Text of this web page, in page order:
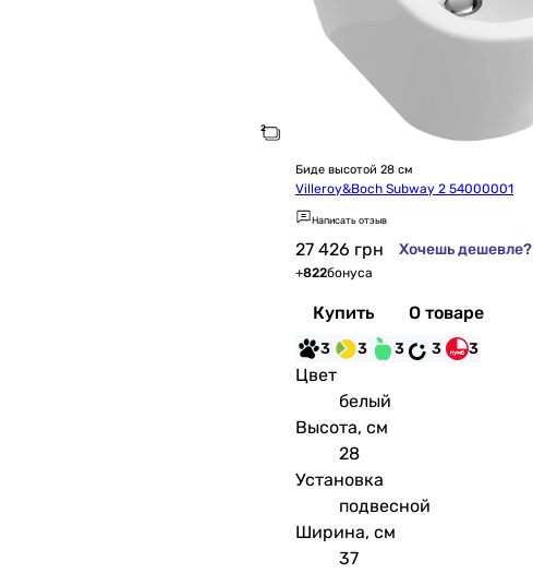
Биде высотой 28 см
Villeroy&Boch Subway 2 54000001
Написать отзыв
27 426 грн Хочешь дешевле?
+822бонуса
Купить О товаре
3 3 3 3 3
Цвет
белый
Высота, см
28
Установка
подвесной
Ширина, см
37